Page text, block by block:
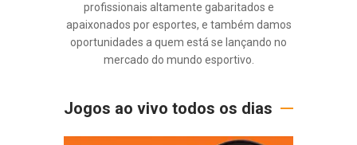
profissionais altamente gabaritados e
apaixonados por esportes, e também damos
oportunidades a quem está se lançando no
mercado do mundo esportivo.
Jogos ao vivo todos os dias